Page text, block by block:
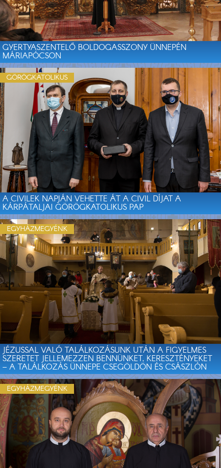
GYERTYASZENTELŐ BOLDOGASSZONY ÜNNEPÉN
MÁRIAPÓCSON
A CIVILEK NAPJÁN VEHETTE ÁT A CIVIL DÍJAT A
KÁRPÁTALJAI GÖRÖGKATOLIKUS PAP
GÖRÖGKATOLIKUS
JÉZUSSAL VALÓ TALÁLKOZÁSUNK UTÁN A FIGYELMES
SZERETET JELLEMEZZEN BENNÜNKET, KERESZTÉNYEKET
– A TALÁLKOZÁS ÜNNEPE CSEGÖLDÖN ÉS CSÁSZLÓN
EGYHÁZMEGYÉNK
EGYHÁZMEGYÉNK